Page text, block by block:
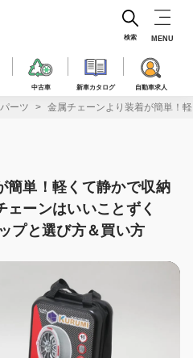
中古車 新車カタログ 自動車求人
検索 MENU
パーツ 金属チェーンより装着が簡単！
簡単！軽くて静かで収納
ェーンはいいことずく
プと選び方＆買い方